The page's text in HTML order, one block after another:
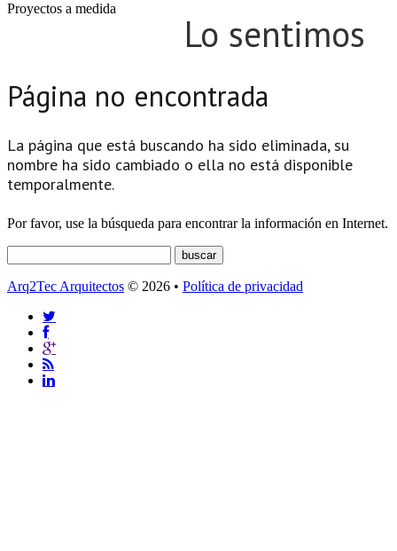
Proyectos a medida
Lo sentimos
Página no encontrada
La página que está buscando ha sido eliminada, su
nombre ha sido cambiado o ella no está disponible
temporalmente.
Por favor, use la búsqueda para encontrar la información en Internet.
Arq2Tec Arquitectos © 2026 • Política de privacidad